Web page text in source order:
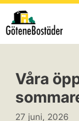
Hoppa
innehåll
Våra
27 juni, 2026